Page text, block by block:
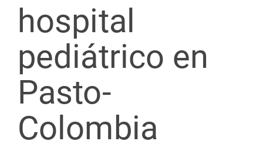
hospital
pediátrico en
Pasto-
Colombia